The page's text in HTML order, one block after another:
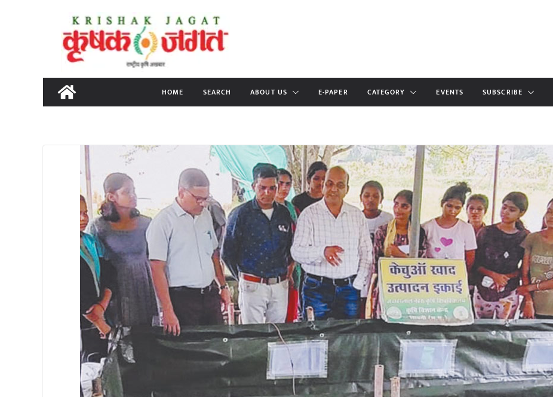
content
HOME SEARCH ABOUT US E-PAPER CATEGORY EVENTS SUBSCRIBE